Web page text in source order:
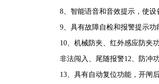
8、 智能语音和音效提示，使设
9、 具有故障自检和报警提示功
10、机械防夹、红外感应防夹
非法闯入、尾随报警12、防冲
13、 具有自动复位功能，开闸